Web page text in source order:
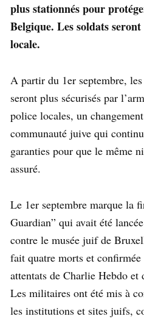
plus stationnés pour
Belgique. Les soldats
locale.
A partir du 1er septembre,
seront plus sécurisés par
police locales, un
communauté juive qui
garanties pour que le même
assuré.
Le 1er septembre marque la
Guardian” qui avait été
contre le musée juif de
fait quatre morts et
attentats de Charlie Hebdo et
Les militaires ont été mis à
les institutions et sites juifs,